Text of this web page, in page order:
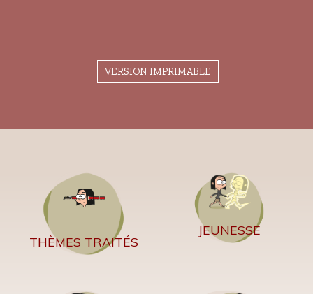
VERSION IMPRIMABLE
THÈMES TRAITÉS
JEUNESSE